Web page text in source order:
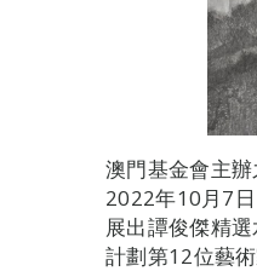
澳門基金會主
2022年10月7
展出譚俊傑精
計劃第12位藝術